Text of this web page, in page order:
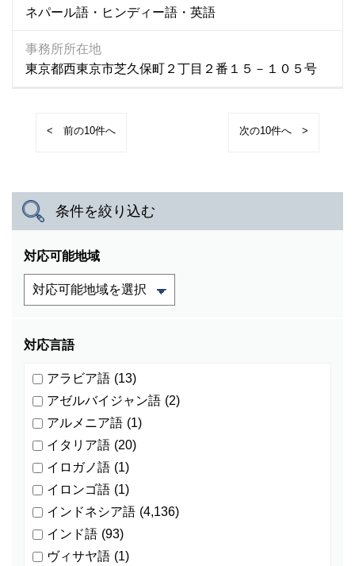
ネパール語・ヒンディー語・英語
事務所所在地
東京都西東京市芝久保町２丁目２番１５－１０５号
< >
条件を絞り込む
対応可能地域
対応言語
アラビア語 (13)
アゼルバイジャン語 (2)
アルメニア語 (1)
イタリア語 (20)
イロガノ語 (1)
イロンゴ語 (1)
インドネシア語 (4,136)
インド語 (93)
ヴィサヤ語 (1)